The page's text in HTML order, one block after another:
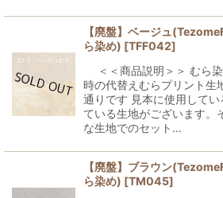
【廃盤】ベージュ
ら染め) [TFF042]
＜＜商品説明＞＞ むら
時の代替えむらプリント生
通りです 見本に使用して
ている生地がございます。
な生地でのセット…
【廃盤】ブラウン
ら染め) [TM045]